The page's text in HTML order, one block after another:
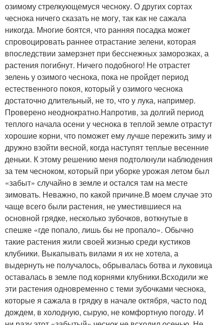
озимому стрелкующемуся чесноку. О других сортах
чеснока ничего сказать не могу, так как не сажала
никогда. Многие боятся, что ранняя посадка может
спровоцировать раннее отрастание зелени, которая
впоследствии замерзнет при бесснежных заморозках, а
растения погибнут. Ничего подобного! Не отрастет
зелень у озимого чеснока, пока не пройдет период
естественного покоя, который у озимого чеснока
достаточно длительный, не то, что у лука, например.
Проверено неоднократно.Напротив, за долгий период
теплого начала осени у чеснока в теплой земле отрастут
хорошие корни, что поможет ему лучше пережить зиму и
дружно взойти весной, когда наступят теплые весенние
деньки. К этому решению меня подтолкнули наблюдения
за тем чесноком, который при уборке урожая летом был
«забыт» случайно в земле и остался там на месте
зимовать. Неважно, по какой причине.В моем случае это
чаще всего были растения, не уместившиеся на
основной грядке, несколько зубочков, воткнутые в
спешке «где попало, лишь бы не пропало». Обычно
такие растения жили своей жизнью среди кустиков
клубники. Выкапывать вилами я их не хотела, а
выдернуть не получалось, обрывалась ботва и луковица
оставалась в земле под корнями клубники.Всходили же
эти растения одновременно с теми зубочками чеснока,
которые я сажала в грядку в начале октября, часто под
дождем, в холодную, сырую, не комфортную погоду. И